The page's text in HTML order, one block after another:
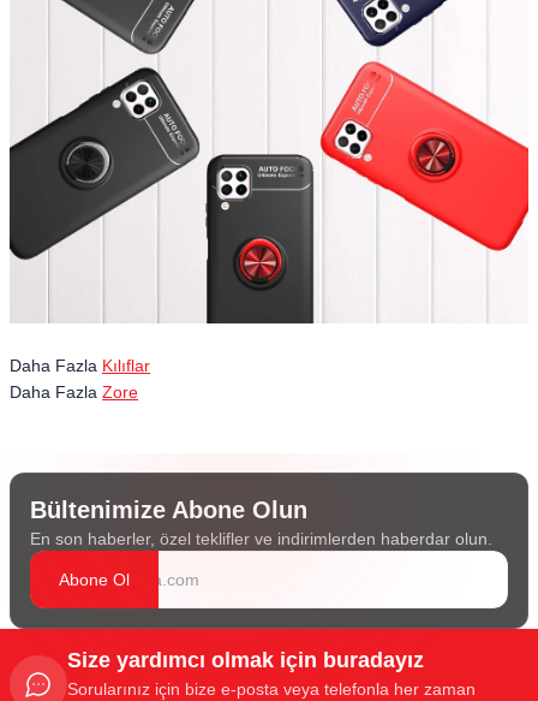
Daha Fazla Kılıflar
Daha Fazla Zore
Bültenimize Abone Olun
En son haberler, özel teklifler ve indirimlerden haberdar olun.
Abone Ol
Size yardımcı olmak için buradayız
Sorularınız için bize e-posta veya telefonla her zaman